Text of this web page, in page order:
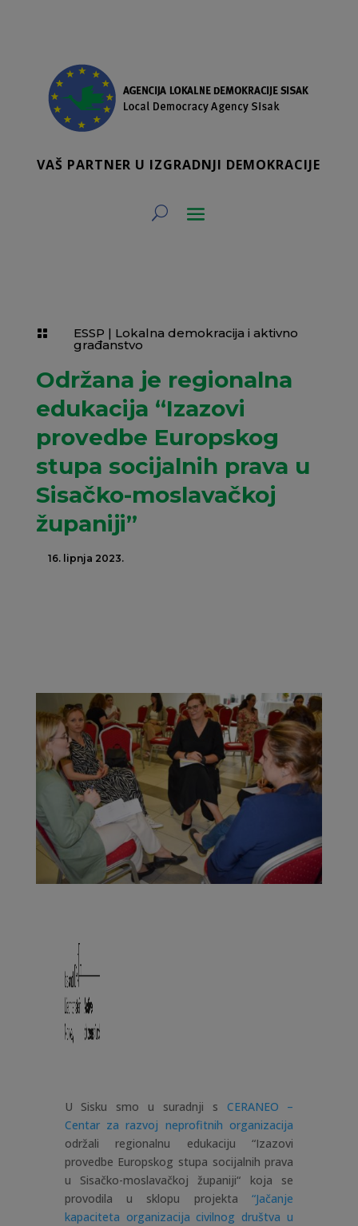
VAŠ PARTNER U IZGRADNJI DEMOKRACIJE
 ESSP | Lokalna demokracija i aktivno
građanstvo
Održana je regionalna
edukacija “Izazovi
provedbe Europskog
stupa socijalnih prava u
Sisačko-moslavačkoj
županiji”
16. lipnja 2023.
U Sisku smo u suradnji s CERANEO –
Centar za razvoj neprofitnih organizacija
održali regionalnu edukaciju “Izazovi
provedbe Europskog stupa socijalnih prava
u Sisačko-moslavačkoj županiji“ koja se
provodila u sklopu projekta“Jačanje
kapaciteta organizacija civilnog društva u